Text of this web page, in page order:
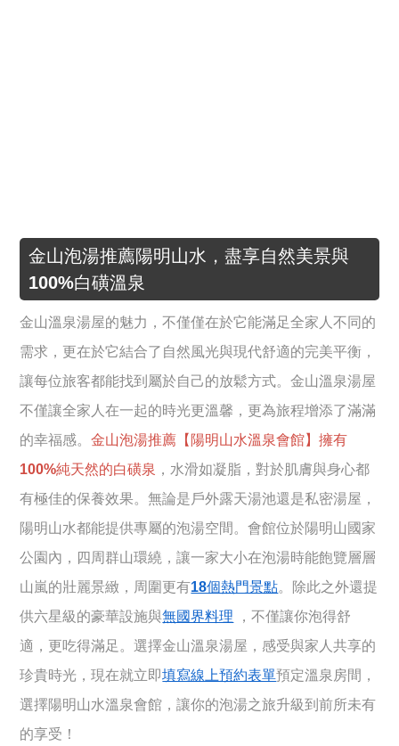
金山泡湯推薦陽明山水，盡享自然美景與
100%白磺溫泉
金山溫泉湯屋的魅力，不僅僅在於它能滿足全家人不同的
需求，更在於它結合了自然風光與現代舒適的完美平衡，
讓每位旅客都能找到屬於自己的放鬆方式。金山溫泉湯屋
不僅讓全家人在一起的時光更溫馨，更為旅程增添了滿滿
的幸福感。金山泡湯推薦【陽明山水溫泉會館】擁有
100%純天然的白磺泉 ，水滑如凝脂，對於肌膚與身心都
有極佳的保養效果。無論是戶外露天湯池還是私密湯屋，
陽明山水都能提供專屬的泡湯空間。會館位於陽明山國家
公園內，四周群山環繞，讓一家大小在泡湯時能飽覽層層
山嵐的壯麗景緻，周圍更有18個熱門景點。除此之外還提
供六星級的豪華設施與無國界料理 ，不僅讓你泡得舒
適，更吃得滿足。選擇金山溫泉湯屋，感受與家人共享的
珍貴時光，現在就立即填寫線上預約表單預定溫泉房間，
選擇陽明山水溫泉會館，讓你的泡湯之旅升級到前所未有
的享受！